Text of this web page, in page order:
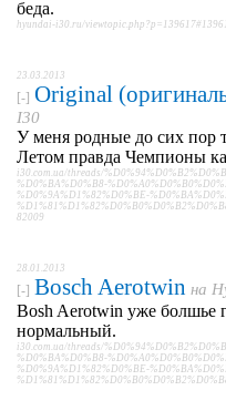
беда.
hyundai-i30.ru/
23.03.2013
[-] Original
I30
У меня родные до сих пор
Летом правда Чемпионы
i30.com.ua/threads/
%D0%BA%D0%B8-
%D0%9A%D1%82%D0%BE-
82009
28.01.2013
[-] Bosch Aerotwin на
Bosh Aerotwin уже болшье
нормальный.
i30.com.ua/threads/
%D0%BA%D0%B8-
%D0%9A%D1%82%D0%BE-